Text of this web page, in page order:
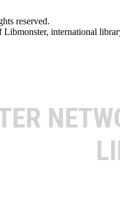
reserved.
international